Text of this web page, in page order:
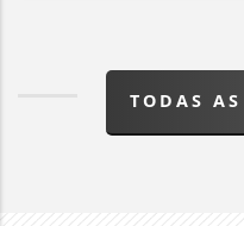
TODAS